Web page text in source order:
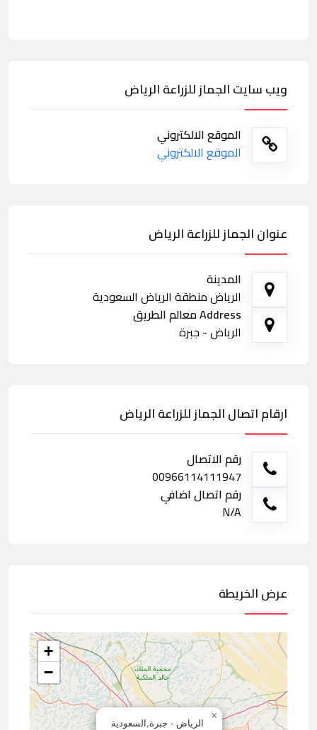
ويب سايت الجماز للزراعة الرياض
الموقع الالكتروني
الموقع الالكتروني
عنوان الجماز للزراعة الرياض
المدينة
الرياض منطقة الرياض السعودية
Address معالم الطريق
الرياض - جبرة
ارقام اتصال الجماز للزراعة الرياض
رقم الاتصال
00966114111947
رقم اتصال اضافي
N/A
عرض الخريطة
الرياض - جبرة,السعودية
×
+
−